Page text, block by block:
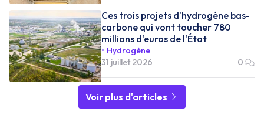
Ces trois projets d'hydrogène bas-
carbone qui vont toucher 780
millions d'euros de l'État
Hydrogène
31 juillet 2026
0
Voir plus d'articles